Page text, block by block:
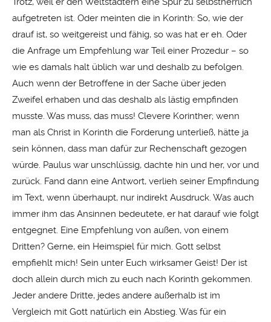
aufgetreten ist. Oder meinten die in Korinth: So, wie der
drauf ist, so weitgereist und fähig, so was hat er eh. Oder
die Anfrage um Empfehlung war Teil einer Prozedur – so
wie es damals halt üblich war und deshalb zu befolgen.
Auch wenn der Betroffene in der Sache über jeden
Zweifel erhaben und das deshalb als lästig empfinden
musste. Was muss, das muss! Clevere Korinther; wenn
man als Christ in Korinth die Forderung unterließ, hätte ja
sein können, dass man dafür zur Rechenschaft gezogen
würde. Paulus war unschlüssig, dachte hin und her, vor und
zurück. Fand dann eine Antwort, verlieh seiner Empfindung
im Text, wenn überhaupt, nur indirekt Ausdruck. Was auch
immer ihm das Ansinnen bedeutete, er hat darauf wie folgt
entgegnet. Eine Empfehlung von außen, von einem
Dritten? Gerne, ein Heimspiel für mich. Gott selbst
empfiehlt mich! Sein unter Euch wirksamer Geist! Der ist
doch allein durch mich zu euch nach Korinth gekommen.
Jeder andere Dritte, jedes andere außerhalb ist im
Vergleich mit Gott natürlich ein Abstieg. Was für ein